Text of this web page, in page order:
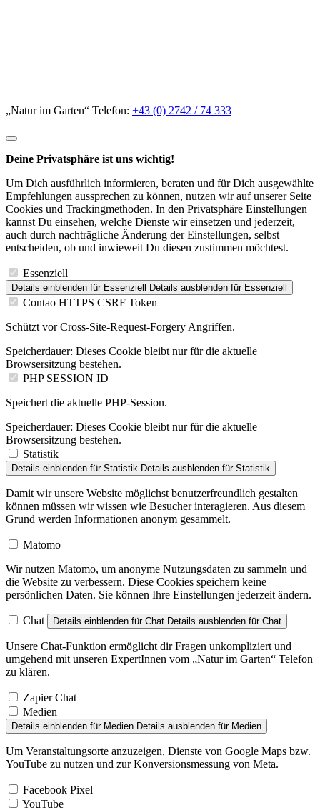
„Natur im Garten“ Telefon: +43 (0) 2742 / 74 333
Deine Privatsphäre ist uns wichtig!
Um Dich ausführlich informieren, beraten und für Dich ausgewählte
Empfehlungen aussprechen zu können, nutzen wir auf unserer Seite
Cookies und Trackingmethoden. In den Privatsphäre Einstellungen
kannst Du einsehen, welche Dienste wir einsetzen und jederzeit,
auch durch nachträgliche Änderung der Einstellungen, selbst
entscheiden, ob und inwieweit Du diesen zustimmen möchtest.
Essenziell
Details einblenden für Essenziell Details ausblenden für Essenziell
Contao HTTPS CSRF Token
Schützt vor Cross-Site-Request-Forgery Angriffen.
Speicherdauer: Dieses Cookie bleibt nur für die aktuelle
Browsersitzung bestehen.
PHP SESSION ID
Speichert die aktuelle PHP-Session.
Speicherdauer: Dieses Cookie bleibt nur für die aktuelle
Browsersitzung bestehen.
Statistik
Details einblenden für Statistik Details ausblenden für Statistik
Damit wir unsere Website möglichst benutzerfreundlich gestalten
können müssen wir wissen wie Besucher interagieren. Aus diesem
Grund werden Informationen anonym gesammelt.
Matomo
Wir nutzen Matomo, um anonyme Nutzungsdaten zu sammeln und
die Website zu verbessern. Diese Cookies speichern keine
persönlichen Daten. Sie können Ihre Einstellungen jederzeit ändern.
Chat Details einblenden für Chat Details ausblenden für Chat
Unsere Chat-Funktion ermöglicht dir Fragen unkompliziert und
umgehend mit unseren ExpertInnen vom „Natur im Garten“ Telefon
zu klären.
Zapier Chat
Medien
Details einblenden für Medien Details ausblenden für Medien
Um Veranstaltungsorte anzuzeigen, Dienste von Google Maps bzw.
YouTube zu nutzen und zur Konversionsmessung von Meta.
Facebook Pixel
YouTube